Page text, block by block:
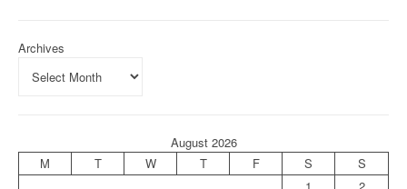
Archives
August 2026
M
T W T F S
S